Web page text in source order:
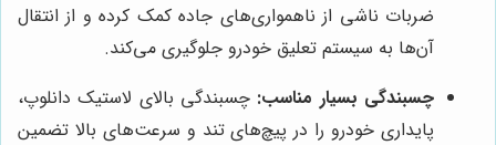
ضربات ناشی از ناهمواری‌های جاده کمک کرده و از انتقال
آن‌ها به سیستم تعلیق خودرو جلوگیری می‌کند.
چسبندگی بسیار مناسب: چسبندگی بالای لاستیک دانلوپ،
پایداری خودرو را در پیچ‌های تند و سرعت‌های بالا تضمین